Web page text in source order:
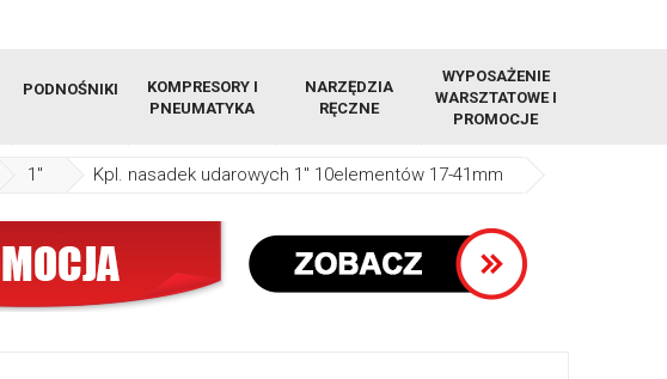
PODNOŚNIKI
KOMPRESORY I
PNEUMATYKA
NARZĘDZIA
RĘCZNE
WYPOSAŻENIE
WARSZTATOWE I
PROMOCJE
1" Kpl. nasadek udarowych 1" 10elementów 17-41mm